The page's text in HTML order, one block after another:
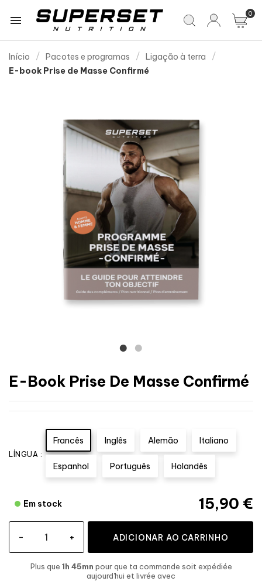
 0
Início Pacotes e programas
Ligação à terra
E-book Prise de Masse Confirmé
E-Book Prise De Masse Confirmé
LÍNGUA :
Francês Inglês Alemão Italiano
Espanhol Português Holandês
15,90 €
Em stock
- + ADICIONAR AO CARRINHO
Plus que 1h 45mn pour que ta commande soit expédiée
aujourd'hui et livrée avec